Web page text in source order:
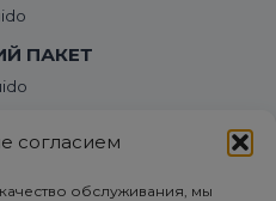
согласием
обслуживания, мы
ПАКЕТ